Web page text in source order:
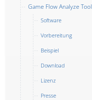
Game Flow Analyze Tool
Software
Vorbereitung
Beispiel
Download
Lizenz
Presse